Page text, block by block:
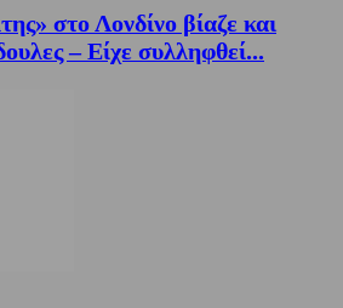
στο Λονδίνο βίαζε και
– Είχε συλληφθεί...